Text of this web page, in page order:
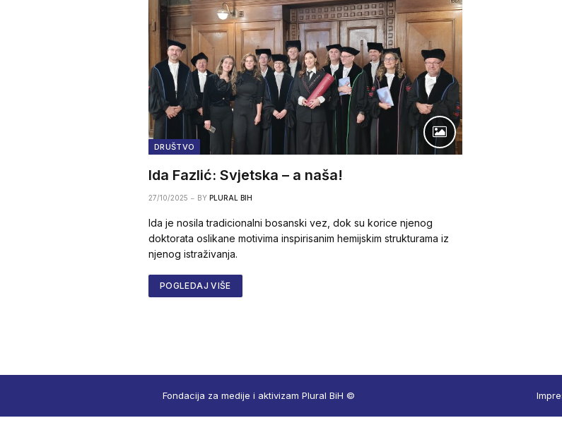
DRUŠTVO
Ida Fazlić: Svjetska – a naša!
27/10/2025 BY PLURAL BIH
Ida je nosila tradicionalni bosanski vez, dok su korice njenog
doktorata oslikane motivima inspirisanim hemijskim strukturama iz
njenog istraživanja.
POGLEDAJ VIŠE
Fondacija za medije i aktivizam Plural BiH ©